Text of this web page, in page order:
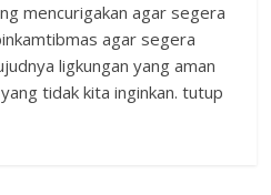
mencurigakan agar segera
agar segera
ligkungan yang aman
tidak kita inginkan. tutup